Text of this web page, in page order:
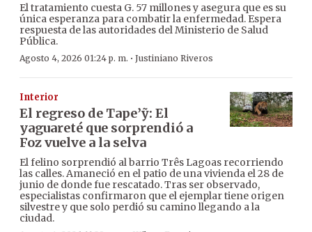
El tratamiento cuesta G. 57 millones y asegura que es su
única esperanza para combatir la enfermedad. Espera
respuesta de las autoridades del Ministerio de Salud
Pública.
Agosto 4, 2026 01:24 p. m. · Justiniano Riveros
Interior
El regreso de Tape’ỹ: El
yaguareté que sorprendió a
Foz vuelve a la selva
El felino sorprendió al barrio Três Lagoas recorriendo
las calles. Amaneció en el patio de una vivienda el 28 de
junio de donde fue rescatado. Tras ser observado,
especialistas confirmaron que el ejemplar tiene origen
silvestre y que solo perdió su camino llegando a la
ciudad.